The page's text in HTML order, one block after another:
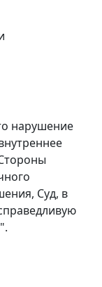
нарушение
Суд, в